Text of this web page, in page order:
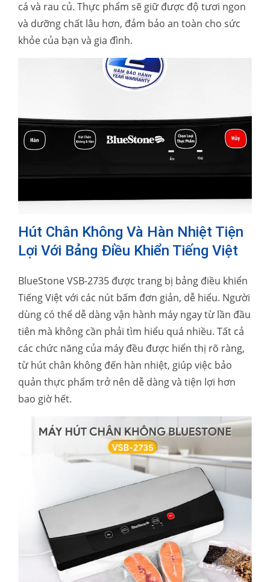
cá và rau củ. Thực phẩm sẽ giữ được độ tươi ngon
và dưỡng chất lâu hơn, đảm bảo an toàn cho sức
khỏe của bạn và gia đình.
Hút Chân Không Và Hàn Nhiệt Tiện
Lợi Với Bảng Điều Khiển Tiếng Việt
BlueStone VSB-2735 được trang bị bảng điều khiển
Tiếng Việt với các nút bấm đơn giản, dễ hiểu. Người
dùng có thể dễ dàng vận hành máy ngay từ lần đầu
tiên mà không cần phải tìm hiểu quá nhiều. Tất cả
các chức năng của máy đều được hiển thị rõ ràng,
từ hút chân không đến hàn nhiệt, giúp việc bảo
quản thực phẩm trở nên dễ dàng và tiện lợi hơn
bao giờ hết.